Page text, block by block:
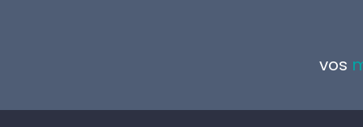
vos